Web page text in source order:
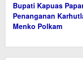
Bupati Kapuas
Penanganan
Menko Polkam